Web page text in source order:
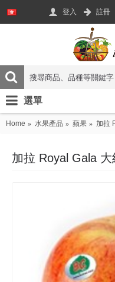
登入 註冊
選單
Home 水果產品 蘋果 加拉
加拉 Royal Gala 大